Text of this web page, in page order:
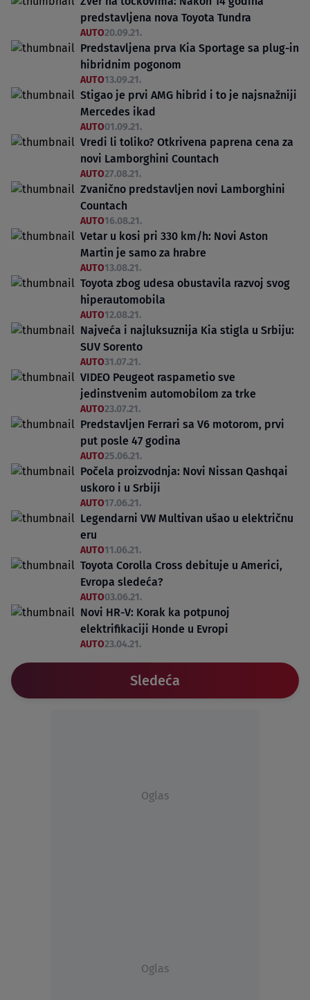
predstavljena nova Toyota Tundra
AUTO20.09.21.
Predstavljena prva Kia Sportage sa plug-in
hibridnim pogonom
AUTO13.09.21.
Stigao je prvi AMG hibrid i to je najsnažniji
Mercedes ikad
AUTO01.09.21.
Vredi li toliko? Otkrivena paprena cena za
novi Lamborghini Countach
AUTO27.08.21.
Zvanično predstavljen novi Lamborghini
Countach
AUTO16.08.21.
Vetar u kosi pri 330 km/h: Novi Aston
Martin je samo za hrabre
AUTO13.08.21.
Toyota zbog udesa obustavila razvoj svog
hiperautomobila
AUTO12.08.21.
Najveća i najluksuznija Kia stigla u Srbiju:
SUV Sorento
AUTO31.07.21.
VIDEO Peugeot raspametio sve
jedinstvenim automobilom za trke
AUTO23.07.21.
Predstavljen Ferrari sa V6 motorom, prvi
put posle 47 godina
AUTO25.06.21.
Počela proizvodnja: Novi Nissan Qashqai
uskoro i u Srbiji
AUTO17.06.21.
Legendarni VW Multivan ušao u električnu
eru
AUTO11.06.21.
Toyota Corolla Cross debituje u Americi,
Evropa sledeća?
AUTO03.06.21.
Novi HR-V: Korak ka potpunoj
elektrifikaciji Honde u Evropi
AUTO23.04.21.
Sledeća
Oglas
Oglas